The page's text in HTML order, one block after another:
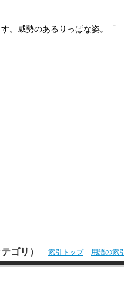
。 威勢のある りっぱな姿。「
ゴリ） 索引トップ 用語の索引